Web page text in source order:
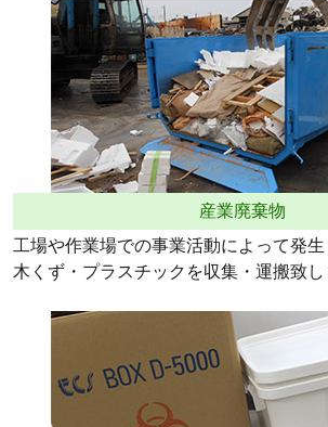
産業廃棄物
工場や作業場での事業活動によって発生
木くず・プラスチックを収集・運搬致し